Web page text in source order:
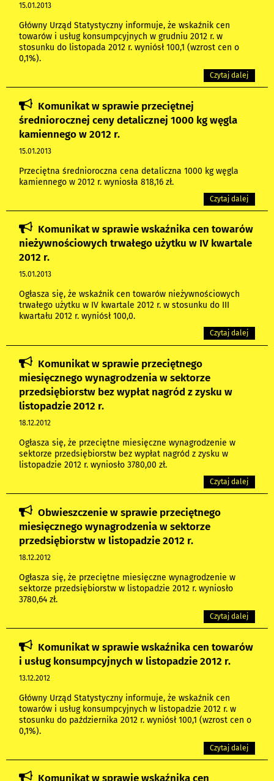
15.01.2013
Główny Urząd Statystyczny informuje, że wskaźnik cen
towarów i usług konsumpcyjnych w grudniu 2012 r. w
stosunku do listopada 2012 r. wyniósł 100,1 (wzrost cen o
0,1%).
Czytaj dalej
Komunikat w sprawie przeciętnej
średniorocznej ceny detalicznej 1000 kg węgla
kamiennego w 2012 r.
15.01.2013
Przeciętna średnioroczna cena detaliczna 1000 kg węgla
kamiennego w 2012 r. wyniosła 818,16 zł.
Czytaj dalej
Komunikat w sprawie wskaźnika cen towarów
nieżywnościowych trwałego użytku w IV kwartale
2012 r.
15.01.2013
Ogłasza się, że wskaźnik cen towarów nieżywnościowych
trwałego użytku w IV kwartale 2012 r. w stosunku do III
kwartału 2012 r. wyniósł 100,0.
Czytaj dalej
Komunikat w sprawie przeciętnego
miesięcznego wynagrodzenia w sektorze
przedsiębiorstw bez wypłat nagród z zysku w
listopadzie 2012 r.
18.12.2012
Ogłasza się, że przeciętne miesięczne wynagrodzenie w
sektorze przedsiębiorstw bez wypłat nagród z zysku w
listopadzie 2012 r. wyniosło 3780,00 zł.
Czytaj dalej
Obwieszczenie w sprawie przeciętnego
miesięcznego wynagrodzenia w sektorze
przedsiębiorstw w listopadzie 2012 r.
18.12.2012
Ogłasza się, że przeciętne miesięczne wynagrodzenie w
sektorze przedsiębiorstw w listopadzie 2012 r. wyniosło
3780,64 zł.
Czytaj dalej
Komunikat w sprawie wskaźnika cen towarów
i usług konsumpcyjnych w listopadzie 2012 r.
13.12.2012
Główny Urząd Statystyczny informuje, że wskaźnik cen
towarów i usług konsumpcyjnych w listopadzie 2012 r. w
stosunku do października 2012 r. wyniósł 100,1 (wzrost cen o
0,1%).
Czytaj dalej
Komunikat w sprawie wskaźnika cen